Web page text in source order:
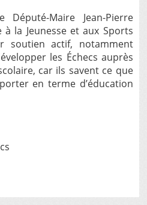
Maire Jean-Pierre
la Jeunesse et aux Sports
soutien actif, notamment
les Échecs auprès
car ils savent ce que
en terme d’éducation